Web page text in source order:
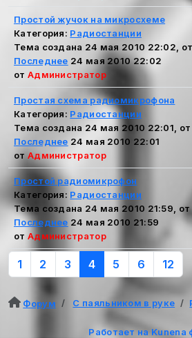
Простой жучок на микросхеме
Категория: Радиостанции
Тема создана 24 мая 2010 22:02, от
Последнее 24 мая 2010 22:02
от Администратор
Простая схема радиомикрофона
Категория: Радиостанции
Тема создана 24 мая 2010 22:01, от
Последнее 24 мая 2010 22:01
отАдминистратор
Простой радиомикрофон
Категория: Радиостанции
Тема создана 24 мая 2010 21:59, от
Последнее 24 мая 2010 21:59
от Администратор
1 2 3 4 5 6 12
Форум С паяльником в руке
Работает на Kunena